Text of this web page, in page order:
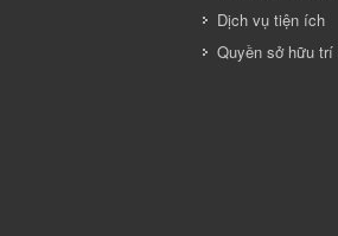
Dịch vụ tiện ích
Quyền sở hữu trí